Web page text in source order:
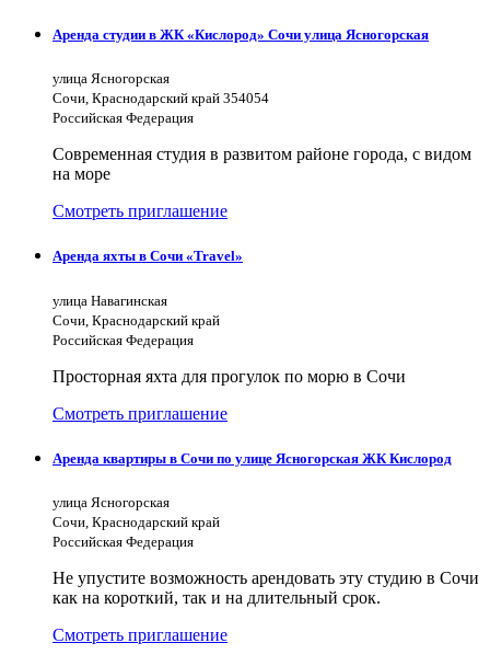
Аренда студии в ЖК «Кислород» Сочи улица Ясногорская
улица Ясногорская
Сочи, Краснодарский край 354054
Российская Федерация
Современная студия в развитом районе города, с видом
на море
Смотреть приглашение
Аренда яхты в Сочи «Travel»
улица Навагинская
Сочи, Краснодарский край
Российская Федерация
Просторная яхта для прогулок по морю в Сочи
Смотреть приглашение
Аренда квартиры в Сочи по улице Ясногорская ЖК Кислород
улица Ясногорская
Сочи, Краснодарский край
Российская Федерация
Не упустите возможность арендовать эту студию в Сочи
как на короткий, так и на длительный срок.
Смотреть приглашение